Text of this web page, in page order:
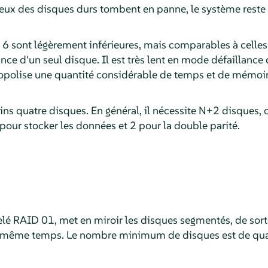
des disques durs tombent en panne, le système
sont légèrement inférieures, mais comparables à
d'un seul disque. Il est très lent en mode défaillance
une quantité considérable de temps et de
quatre disques. En général, il nécessite N+2 disques,
stocker les données et 2 pour la double parité.
RAID 01, met en miroir les disques segmentés, de
temps. Le nombre minimum de disques est de